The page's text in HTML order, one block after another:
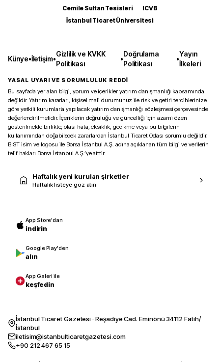
Cemile Sultan Tesisleri
ICVB
İstanbul Ticaret Üniversitesi
Künye•İletişim•
Gizlilik ve KVKK
Politikası
•
Doğrulama
Politikası
•
Yayın
İlkeleri
YASAL UYARI VE SORUMLULUK REDDİ
Bu sayfada yer alan bilgi, yorum ve içerikler yatırım danışmanlığı kapsamında
değildir. Yatırım kararları, kişisel mali durumunuz ile risk ve getiri tercihlerinize
göre yetkili kurumlarla yapılacak yatırım danışmanlığı sözleşmesi çerçevesinde
değerlendirilmelidir. İçeriklerin doğruluğu ve güncelliği için azami özen
gösterilmekle birlikte, olası hata, eksiklik, gecikme veya bu bilgilerin
kullanımından doğabilecek zararlardan İstanbul Ticaret Odası sorumlu değildir.
BIST isim ve logosu ile Borsa İstanbul A.Ş. adına açıklanan tüm bilgi ve verilerin
telif hakları Borsa İstanbul A.Ş.’ye aittir.
Haftalık yeni kurulan şirketler
Haftalık listeye göz atın
App Store'dan
indirin
Google Play'den
alın
App Galeri ile
keşfedin
İstanbul Ticaret Gazetesi · Reşadiye Cad. Eminönü 34112 Fatih/
İstanbul
iletisim@istanbulticaretgazetesi.com
+90 212 467 65 15